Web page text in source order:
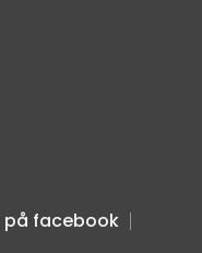
på facebook